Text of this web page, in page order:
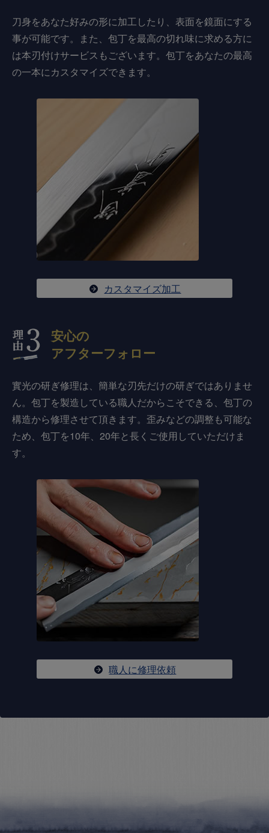
刀身をあなた好みの形に加工したり、表面を鏡面にする
事が可能です。また、包丁を最高の切れ味に求める方に
は本刃付けサービスもございます。包丁をあなたの最高
の一本にカスタマイズできます。
カスタマイズ加工
安心の
アフターフォロー
實光の研ぎ修理は、簡単な刃先だけの研ぎではありませ
ん。包丁を製造している職人だからこそできる、包丁の
構造から修理させて頂きます。歪みなどの調整も可能な
ため、包丁を10年、20年と長くご使用していただけま
す。
職人に修理依頼